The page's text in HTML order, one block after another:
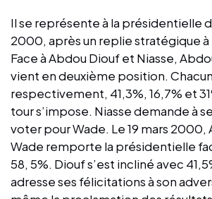
Il se représente à la présidentielle
2000, après un replie stratégique à
Face à Abdou Diouf et Niasse,
vient en deuxième position.
respectivement, 41,3%, 16,7% et
tour s’impose. Niasse demande à
voter pour Wade. Le 19 mars 2000,
Wade remporte la présidentielle
58, 5%. Diouf s’est incliné avec
adresse ses félicitations à son